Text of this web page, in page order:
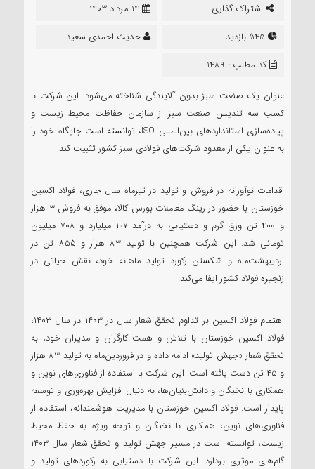
اشتراک گذاری
14 مرداد 1403
حدیث احمدی سعید
کد مطلب : 1489
عنوان یک صنعت سبز بدون آلایندگی شناخته می‌شود. این شرکت با
کسب سه تندیس صنعت سبز از سازمان حفاظت محیط زیست و
پیاده‌سازی استانداردهای بین‌المللی ISO، توانسته است جایگاه خود را
به عنوان یکی از معدود شرکت‌های فولادی سبز کشور تثبیت کند.
اقدامات نوآورانه در فروش و تولید در تیرماه سال جاری، فولاد اکسین
خوزستان با حضور در رینگ معاملات بورس کالا، موفق به فروش ۳ هزار
و ۴۰۰ تن ورق گرم و دستیابی به درآمد ۱۰۷ میلیارد و ۷۰۸ میلیون
تومانی شد. این شرکت همچنین با تولید ۸۳ هزار و ۸۵۵ تن در
اردیبهشت‌ماه و شکستن رکورد تولید ماهانه خود، نقش حیاتی در
زنجیره فولاد کشور ایفا می‌کند.
اهتمام فولاد اکسین بر تداوم تحقق شعار سال در ۱۴۰۳ در سال ۱۴۰۳،
فولاد اکسین خوزستان با تلاش و همت کارگران و مدیران خود، به
تحقق شعار «جهش تولید» ادامه داده و در فروردین‌ماه به تولید ۸۳ هزار
و ۴۵ تن دست یافته است. این شرکت با استفاده از فناوری‌های نوین و
همکاری با نخبگان و دانش‌بنیان‌ها، به دنبال افزایش بهره‌وری و توسعه
پایدار است. فولاد اکسین خوزستان با مدیریت هوشمندانه، استفاده از
فناوری‌های نوین، همکاری با نخبگان و توجه ویژه به حفظ محیط
زیست، توانسته است در مسیر جهش تولید و تحقق شعار سال ۱۴۰۳
گام‌های موثری بردارد. این شرکت با دستیابی به رکوردهای تولید و